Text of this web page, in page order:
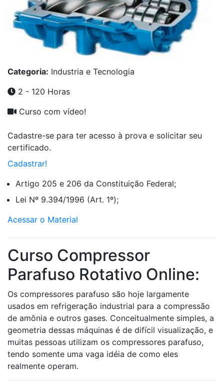
Categoria: Industria e Tecnologia
2 - 120 Horas
Curso com vídeo!
Cadastre-se para ter acesso à prova e solicitar seu
certificado.
Cadastrar!
Artigo 205 e 206 da Constituição Federal;
Lei Nº 9.394/1996 (Art. 1º);
Acessar o Material
Curso Compressor
Parafuso Rotativo Online:
Os compressores parafuso são hoje largamente
usados em refrigeração industrial para a compressão
de amônia e outros gases. Conceitualmente simples, a
geometria dessas máquinas é de difícil visualização, e
muitas pessoas utilizam os compressores parafuso,
tendo somente uma vaga idéia de como eles
realmente operam.